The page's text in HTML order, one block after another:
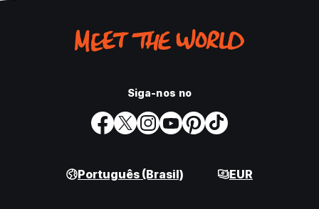
Siga-nos no
Português (Brasil) EUR